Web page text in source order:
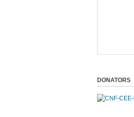
DONATORS